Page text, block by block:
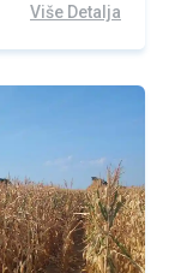
Više Detalja